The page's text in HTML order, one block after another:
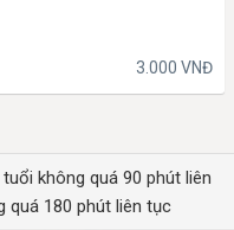
3.000 VNĐ
không quá 90 phút liên
quá 180 phút liên tục